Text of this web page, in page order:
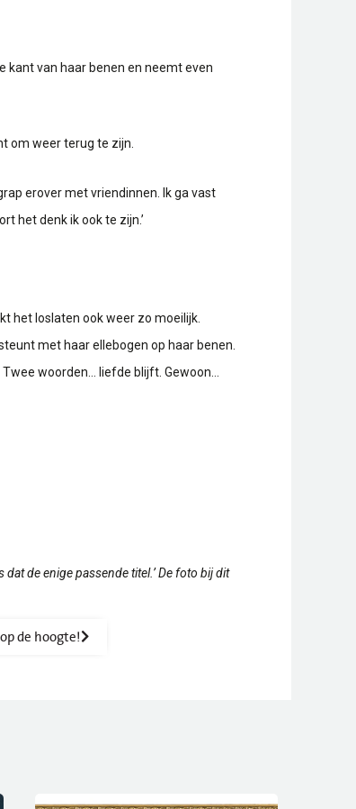
kant van haar benen en neemt even
om weer terug te zijn.
erover met vriendinnen. Ik ga vast
het denk ik ook te zijn.’
het loslaten ook weer zo moeilijk.
met haar ellebogen op haar benen.
woorden… liefde blijft. Gewoon…
de enige passende titel.’ De foto bij dit
de hoogte!